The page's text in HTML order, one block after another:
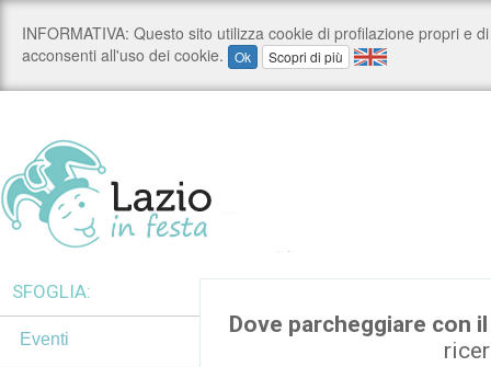
Dove parcheggiare con
SFOGLIA:
Eventi